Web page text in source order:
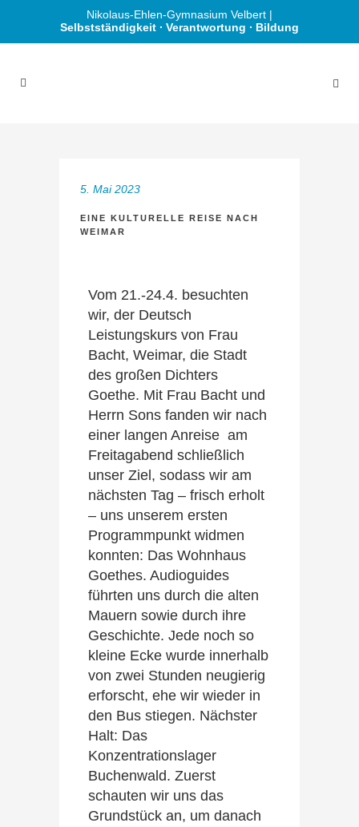
Nikolaus-Ehlen-Gymnasium Velbert |
Selbstständigkeit ∙ Verantwortung ∙ Bildung
5. Mai 2023
EINE KULTURELLE REISE NACH
WEIMAR
Vom 21.-24.4. besuchten
wir, der Deutsch
Leistungskurs von Frau
Bacht, Weimar, die Stadt
des großen Dichters
Goethe. Mit Frau Bacht und
Herrn Sons fanden wir nach
einer langen Anreise am
Freitagabend schließlich
unser Ziel, sodass wir am
nächsten Tag – frisch erholt
– uns unserem ersten
Programmpunkt widmen
konnten: Das Wohnhaus
Goethes. Audioguides
führten uns durch die alten
Mauern sowie durch ihre
Geschichte. Jede noch so
kleine Ecke wurde innerhalb
von zwei Stunden neugierig
erforscht, ehe wir wieder in
den Bus stiegen. Nächster
Halt: Das
Konzentrationslager
Buchenwald. Zuerst
schauten wir uns das
Grundstück an, um danach